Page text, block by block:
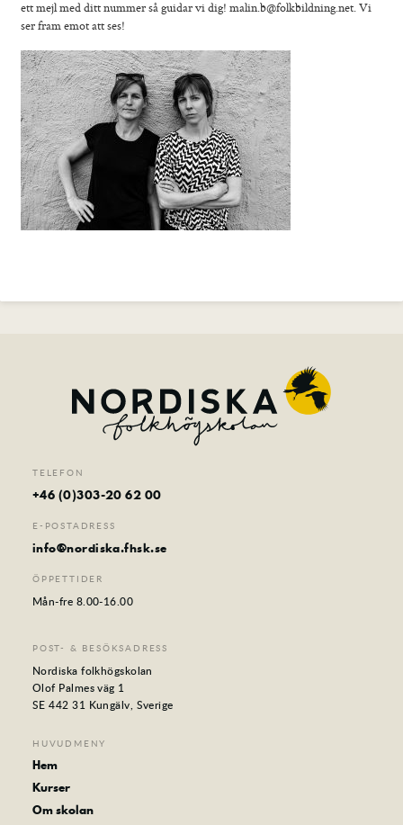
Bild
Film
Musik
Teater
Distans
Senior
Sommarkurser
Kontakt
ett mejl med ditt nummer så guidar vi dig! malin.b@folkbildning.net. Vi
ser fram emot att ses!
TELEFON
+46 (0)303-20 62 00
E-POSTADRESS
info@nordiska.fhsk.se
ÖPPETTIDER
Mån-fre 8.00-16.00
POST- & BESÖKSADRESS
Nordiska folkhögskolan
Olof Palmes väg 1
SE 442 31 Kungälv, Sverige
HUVUDMENY
Hem
Kurser
Om skolan